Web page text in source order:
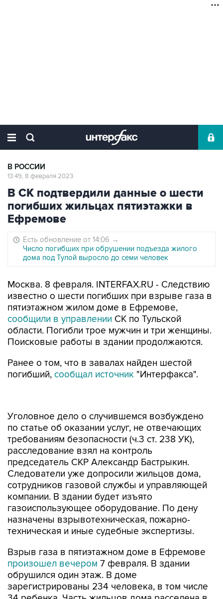
В РОССИИ
13:49, 8 февраля 2023
В СК подтвердили данные о шести
погибших жильцах пятиэтажки в
Ефремове
Есть обновление от 14:06 →
Число погибших при обрушении подъезда жилого
дома под Тулой выросло до семи человек
Москва. 8 февраля. INTERFAX.RU - Следствию
известно о шести погибших при взрыве газа в
пятиэтажном жилом доме в Ефремове,
сообщили в управлении СК по Тульской
области. Погибли трое мужчин и три женщины.
Поисковые работы в здании продолжаются.
Ранее о том, что в завалах найден шестой
погибший, сообщал источник "Интерфакса".
Уголовное дело о случившемся возбуждено
по статье об оказании услуг, не отвечающих
требованиям безопасности (ч.3 ст. 238 УК),
расследование взял на контроль
председатель СКР Александр Бастрыкин.
Следователи уже допросили жильцов дома,
сотрудников газовой службы и управляющей
компании. В здании будет изъято
газоиспользующее оборудование. По дену
назначены взрывотехническая, пожарно-
техническая и иные судебные экспертизы.
Взрыв газа в пятиэтажном доме в Ефремове
произошел вечером 7 февраля. В здании
обрушился один этаж. В доме
зарегистрированы 234 человека, в том числе